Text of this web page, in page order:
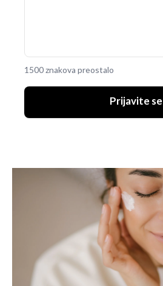
1500 znakova preostalo
Prijavite se